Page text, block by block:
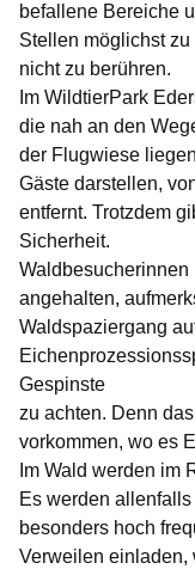
befallene Bereiche
Stellen möglichst
nicht zu berühren.
Im WildtierPark
die nah an den
der Flugwiese
Gäste darstellen,
entfernt. Trotzdem
Sicherheit.
Waldbesucherinnen
angehalten,
Waldspaziergang
Gespinste
zu achten. Denn
vorkommen, wo es
Im Wald werden im
Es werden allenfalls
besonders hoch
Verweilen einladen,